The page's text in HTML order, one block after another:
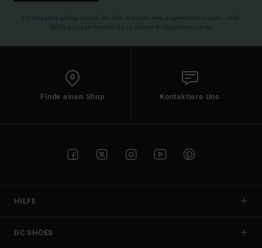
(*) Angebot gültig online für alle, die sich neu angemeldet haben - Alle
Bedingungen findest du in deiner Willkommens-Mail
Finde einen Shop Kontaktiere Uns
HILFE
DC SHOES